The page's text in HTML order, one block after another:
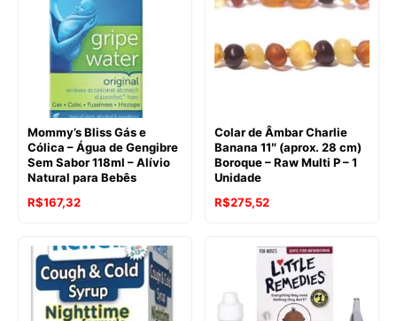
R$191,21.R$182,54.
Mommy’s Bliss Gás e
Cólica – Água de Gengibre
Sem Sabor 118ml – Alívio
Natural para Bebês
O
original
era:
R$177,03.
R$167,32O
atual
é:
R$167,32.
Colar de Âmbar Charlie
Banana 11″ (aprox. 28 cm)
Boroque – Raw Multi P – 1
Unidade
R$275,52